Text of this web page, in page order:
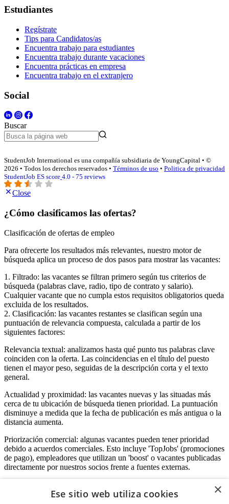
Estudiantes
Regístrate
Tips para Candidatos/as
Encuentra trabajo para estudiantes
Encuentra trabajo durante vacaciones
Encuentra prácticas en empresa
Encuentra trabajo en el extranjero
Social
Buscar
StudentJob International es una compañía subsidiaria de YoungCapital • ©
2026 • Todos los derechos reservados • Términos de uso • Politica de privacidad
StudentJob ES score 4.0 - 75 reviews
Close
¿Cómo clasificamos las ofertas?
Clasificación de ofertas de empleo
Para ofrecerte los resultados más relevantes, nuestro motor de
búsqueda aplica un proceso de dos pasos para mostrar las vacantes:
1. Filtrado: las vacantes se filtran primero según tus criterios de
búsqueda (palabras clave, radio, tipo de contrato y salario).
Cualquier vacante que no cumpla estos requisitos obligatorios queda
excluida de los resultados.
2. Clasificación: las vacantes restantes se clasifican según una
puntuación de relevancia compuesta, calculada a partir de los
siguientes factores:
Relevancia textual: analizamos hasta qué punto tus palabras clave
coinciden con la oferta. Las coincidencias en el título del puesto
tienen el mayor peso, seguidas de la descripción corta y el texto
general.
Actualidad y proximidad: las vacantes nuevas y las situadas más
cerca de tu ubicación de búsqueda tienen prioridad. La puntuación
disminuye a medida que la fecha de publicación es más antigua o la
distancia aumenta.
Priorización comercial: algunas vacantes pueden tener prioridad
debido a acuerdos comerciales. Esto incluye 'TopJobs' (promociones
de pago), empleadores que utilizan un 'boost' o vacantes publicadas
directamente por nuestros socios frente a fuentes externas.
×
Ese sitio web utiliza cookies